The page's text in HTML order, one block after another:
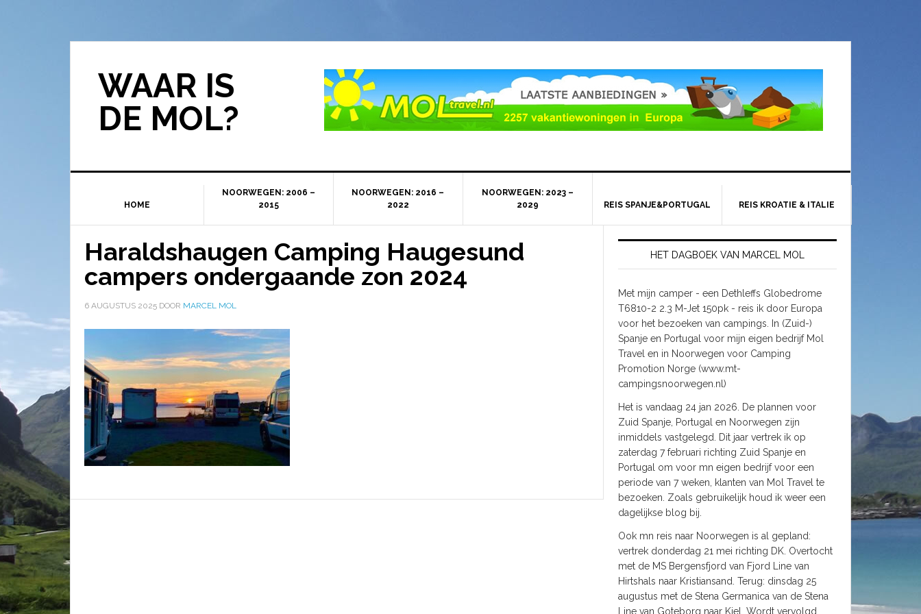
WAAR IS
DE MOL?
HOME
NOORWEGEN: 2006 –
2015
NOORWEGEN: 2016 –
2022
NOORWEGEN: 2023 –
2029
REIS SPANJE&PORTUGAL REIS KROATIE & ITALIE
Haraldshaugen Camping Haugesund
campers ondergaande zon 2024
6 AUGUSTUS 2025 DOOR MARCEL MOL
HET DAGBOEK VAN MARCEL MOL
Met mijn camper - een Dethleffs Globedrome
T6810-2 2.3 M-Jet 150pk - reis ik door Europa
voor het bezoeken van campings. In (Zuid-)
Spanje en Portugal voor mijn eigen bedrijf Mol
Travel en in Noorwegen voor Camping
Promotion Norge (www.mt-
campingsnoorwegen.nl)
Het is vandaag 24 jan 2026. De plannen voor
Zuid Spanje, Portugal en Noorwegen zijn
inmiddels vastgelegd. Dit jaar vertrek ik op
zaterdag 7 februari richting Zuid Spanje en
Portugal om voor mn eigen bedrijf voor een
periode van 7 weken, klanten van Mol Travel te
bezoeken. Zoals gebruikelijk houd ik weer een
dagelijkse blog bij.
Ook mn reis naar Noorwegen is al gepland:
vertrek donderdag 21 mei richting DK. Overtocht
met de MS Bergensfjord van Fjord Line van
Hirtshals naar Kristiansand. Terug: dinsdag 25
augustus met de Stena Germanica van de Stena
Line van Goteborg naar Kiel. Wordt vervolgd.